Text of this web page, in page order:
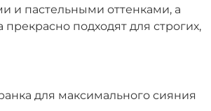
и пастельными оттенками, а
подходят для строгих,
для максимального сияния